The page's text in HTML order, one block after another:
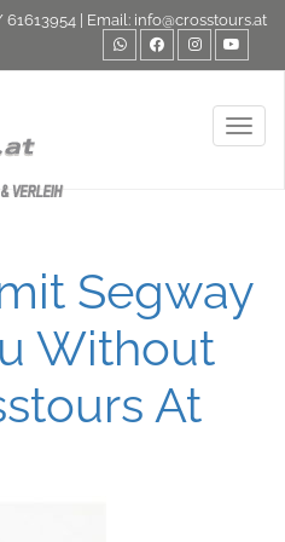
61613954 | Email: info@crosstours.at
Segway
Without
At